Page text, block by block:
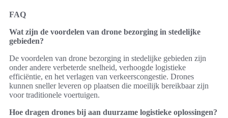
FAQ
Wat zijn de voordelen van drone bezorging in stedelijke
gebieden?
De voordelen van drone bezorging in stedelijke gebieden zijn
onder andere verbeterde snelheid, verhoogde logistieke
efficiëntie, en het verlagen van verkeerscongestie. Drones
kunnen sneller leveren op plaatsen die moeilijk bereikbaar zijn
voor traditionele voertuigen.
Hoe dragen drones bij aan duurzame logistieke oplossingen?